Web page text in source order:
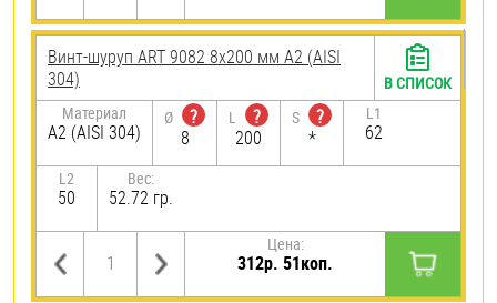
Винт-шуруп ART 9082 8х200 мм А2 (AISI
304)
Материал
А2 (AISI 304)
Ø
?
8
L
?
200
S
?
*
L1
62
L2
50
Вес:
52.72 гр.
Цена:
312р. 51коп.
В СПИСОК